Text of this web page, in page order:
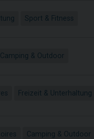
Sport & Fitness
Camping & Outdoor
Freizeit & Unterhaltung
Camping & Outdoor